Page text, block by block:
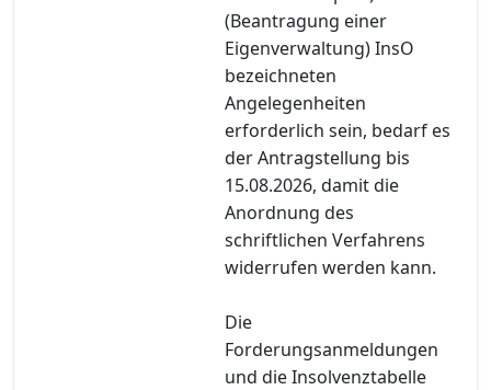
(Beantragung einer
Eigenverwaltung) InsO
bezeichneten
Angelegenheiten
erforderlich sein, bedarf es
der Antragstellung bis
15.08.2026, damit die
Anordnung des
schriftlichen Verfahrens
widerrufen werden kann.
Die
Forderungsanmeldungen
und die Insolvenztabelle